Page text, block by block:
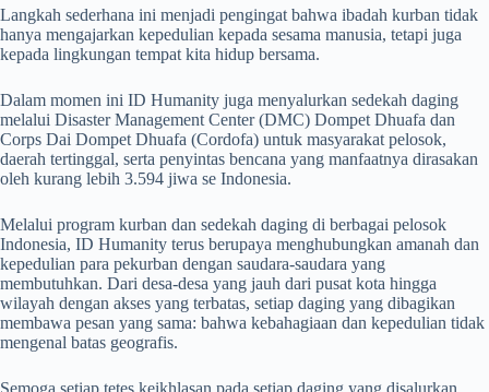
Langkah sederhana ini menjadi pengingat bahwa ibadah kurban tidak
hanya mengajarkan kepedulian kepada sesama manusia, tetapi juga
kepada lingkungan tempat kita hidup bersama.
Dalam momen ini ID Humanity juga menyalurkan sedekah daging
melalui Disaster Management Center (DMC) Dompet Dhuafa dan
Corps Dai Dompet Dhuafa (Cordofa) untuk masyarakat pelosok,
daerah tertinggal, serta penyintas bencana yang manfaatnya dirasakan
oleh kurang lebih 3.594 jiwa se Indonesia.
Melalui program kurban dan sedekah daging di berbagai pelosok
Indonesia, ID Humanity terus berupaya menghubungkan amanah dan
kepedulian para pekurban dengan saudara-saudara yang
membutuhkan. Dari desa-desa yang jauh dari pusat kota hingga
wilayah dengan akses yang terbatas, setiap daging yang dibagikan
membawa pesan yang sama: bahwa kebahagiaan dan kepedulian tidak
mengenal batas geografis.
Semoga setiap tetes keikhlasan pada setiap daging yang disalurkan